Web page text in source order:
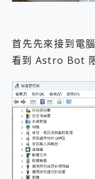
首先先來接到電
看到 Astro Bot